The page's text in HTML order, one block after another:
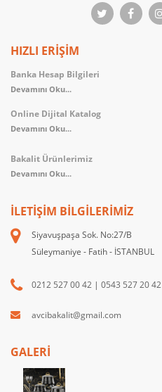
HIZLI ERİŞİM
Banka Hesap Bilgileri
Devamını Oku...
Online Dijital Katalog
Devamını Oku...
Bakalit Ürünlerimiz
Devamını Oku...
İLETIŞIM BILGILERIMIZ
Siyavuşpaşa Sok. No:27/B
Süleymaniye - Fatih - İSTANBUL
0212 527 00 42 | 0543 527 20 42
avcibakalit@gmail.com
GALERİ